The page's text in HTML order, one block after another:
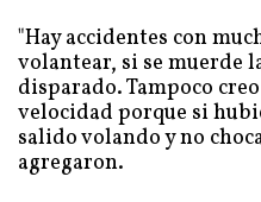
"Hay accidentes con
volantear, si se muerde
disparado. Tampoco
velocidad porque si
salido volando y no
agregaron.